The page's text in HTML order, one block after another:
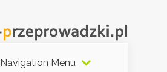
Navigation Menu